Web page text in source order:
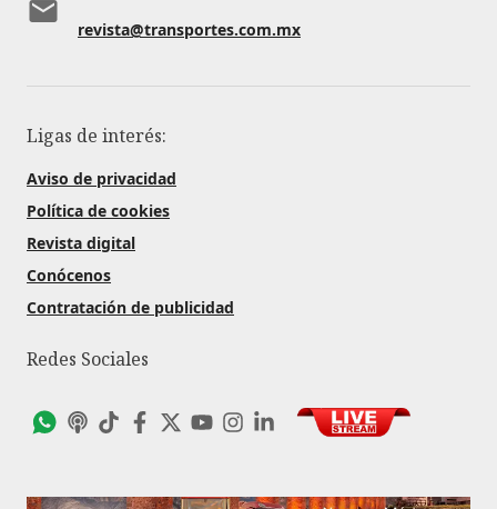
revista@transportes.com.mx
Ligas de interés:
Aviso de privacidad
Política de cookies
Revista digital
Conócenos
Contratación de publicidad
Redes Sociales